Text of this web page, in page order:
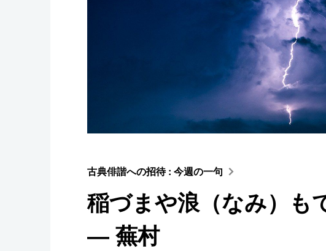
古典俳諧への招待 : 今週の一句
稲づまや浪（なみ）も
― 蕪村